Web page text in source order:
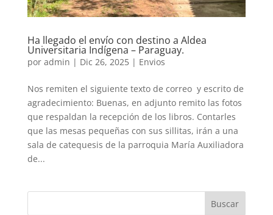
Ha llegado el envío con destino a Aldea
Universitaria Indígena – Paraguay.
por admin | Dic 26, 2025| Envios
Nos remiten el siguiente texto de correo y escrito de
agradecimiento: Buenas, en adjunto remito las fotos
que respaldan la recepción de los libros. Contarles
que las mesas pequeñas con sus sillitas, irán a una
sala de catequesis de la parroquia María Auxiliadora
de...